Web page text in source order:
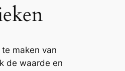
te maken van
de waarde en